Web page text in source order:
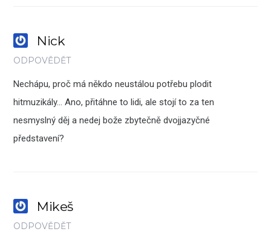
Nick
ODPOVĚDĚT
Nechápu, proč má někdo neustálou potřebu plodit
hitmuzikály… Ano, přitáhne to lidi, ale stojí to za ten
nesmyslný děj a nedej bože zbytečně dvojjazyčné
představení?
Mikeš
ODPOVĚDĚT